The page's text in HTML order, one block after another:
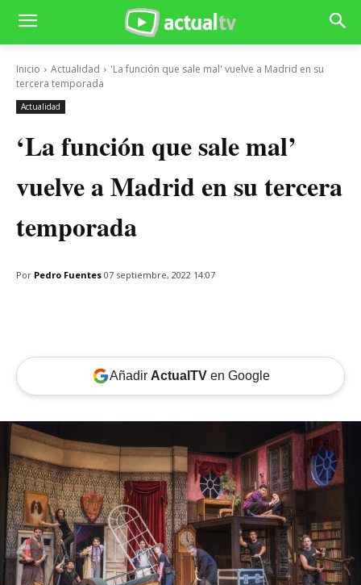
Inicio Actualidad
'La función que sale mal' vuelve a Madrid en su
tercera temporada
Actualidad
‘La función que sale mal’
vuelve a Madrid en su tercera
temporada
Por Pedro Fuentes 07 septiembre, 2022 14:07
Añadir ActualTVen Google